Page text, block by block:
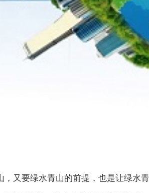
又要绿水青山的前提，也是让绿水